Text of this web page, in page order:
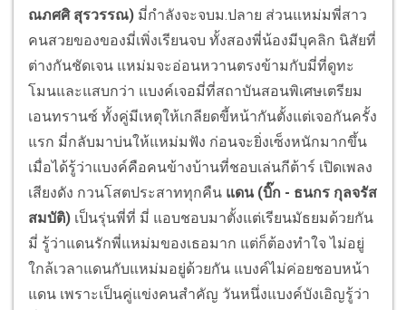
ณภศศิ สุรวรรณ) มี่กำลังจะจบม.ปลาย ส่วนแหม่มพี่สาว
คนสวยของของมี่เพิ่งเรียนจบ ทั้งสองพี่น้องมีบุคลิก นิสัยที่
ต่างกันชัดเจน แหม่มจะอ่อนหวานตรงข้ามกับมี่ที่ดูทะ
โมนและแสบกว่า แบงค์เจอมี่ที่สถาบันสอนพิเศษเตรียม
เอนทรานซ์ ทั้งคู่มีเหตุให้เกลียดขี้หน้ากันตั้งแต่เจอกันครั้ง
แรก มี่กลับมาบ่นให้แหม่มฟัง ก่อนจะยิ่งเซ็งหนักมากขึ้น
เมื่อได้รู้ว่าแบงค์คือคนข้างบ้านที่ชอบเล่นกีต้าร์ เปิดเพลง
เสียงดัง กวนโสตประสาททุกคืน แดน (บิ๊ก - ธนกร กุลจรัส
สมบัติ) เป็นรุ่นพี่ที่ มี่ แอบชอบมาตั้งแต่เรียนมัธยมด้วยกัน
มี่ รู้ว่าแดนรักพี่แหม่มของเธอมาก แต่ก็ต้องทำใจ ไม่อยู่
ใกล้เวลาแดนกับแหม่มอยู่ด้วยกัน แบงค์ไม่ค่อยชอบหน้า
แดน เพราะเป็นคู่แข่งคนสำคัญ วันหนึ่งแบงค์บังเอิญรู้ว่า